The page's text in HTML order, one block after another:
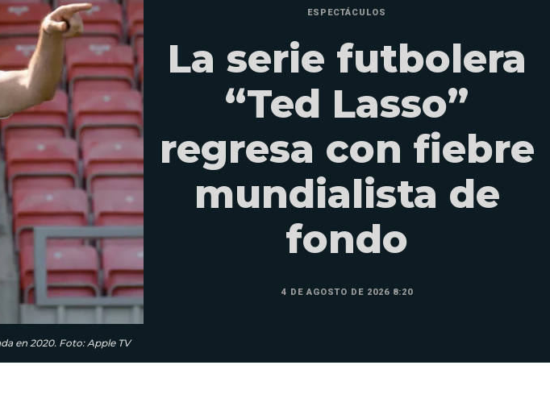
en 2020. Foto: Apple TV
ESPECTÁCULOS
La serie futbolera
“Ted Lasso”
regresa con fiebre
mundialista de
fondo
4 DE AGOSTO DE 2026 8:20